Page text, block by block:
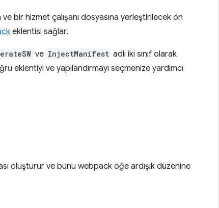
bir hizmet çalışanı dosyasına yerleştirilecek ön
eklentisi sağlar.
ve InjectManifest adlı iki sınıf olarak
eklentiyi ve yapılandırmayı seçmenize yardımcı
oluşturur ve bunu webpack öğe ardışık düzenine